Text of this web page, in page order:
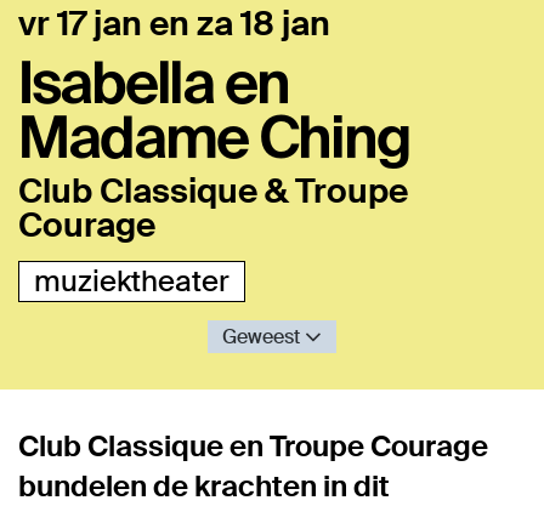
Isabella en
Madame Ching
Club Classique & Troupe
Courage
vr 17 janenza 18 jan
muziektheater
Geweest
Club Classique en Troupe Courage
bundelen de krachten in dit